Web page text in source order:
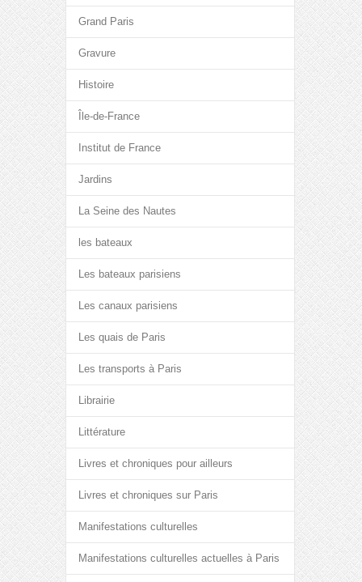
Grand Paris
Gravure
Histoire
Île-de-France
Institut de France
Jardins
La Seine des Nautes
les bateaux
Les bateaux parisiens
Les canaux parisiens
Les quais de Paris
Les transports à Paris
Librairie
Littérature
Livres et chroniques pour ailleurs
Livres et chroniques sur Paris
Manifestations culturelles
Manifestations culturelles actuelles à Paris